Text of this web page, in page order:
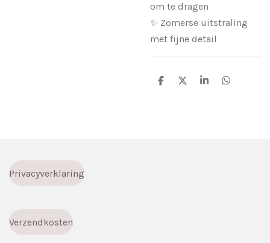
om te dragen
✨ Zomerse uitstraling
met fijne detail
D
D
S
D
Privacyverklaring
Verzendkosten